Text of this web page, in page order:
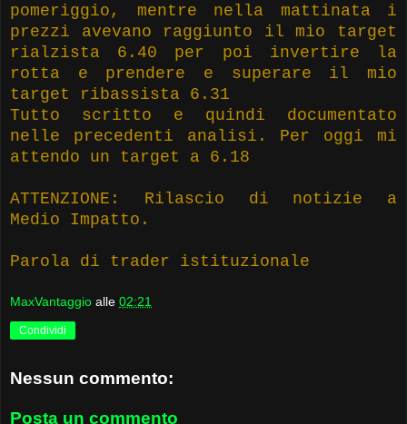
pomeriggio, mentre nella mattinata i
prezzi avevano raggiunto il mio target
rialzista 6.40 per poi invertire la
rotta e prendere e superare il mio
target ribassista 6.31
Tutto scritto e quindi documentato
nelle precedenti analisi. Per oggi mi
attendo un target a 6.18
ATTENZIONE: Rilascio di notizie a
Medio Impatto.
Parola di trader istituzionale
MaxVantaggio alle 02:21
Condividi
Nessun commento:
Posta un commento